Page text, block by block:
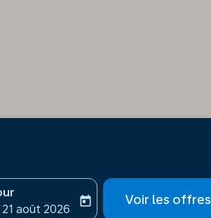
aria-labelreturn-date-aria-label
août 2026
today Voir les offres